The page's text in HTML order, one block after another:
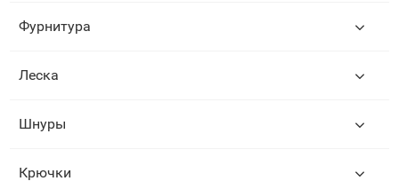
Фурнитура
Леска
Шнуры
Крючки